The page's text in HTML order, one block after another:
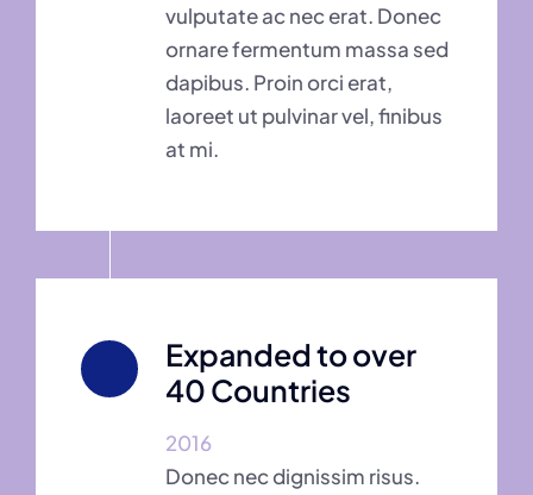
vulputate ac nec erat. Donec
ornare fermentum massa sed
dapibus. Proin orci erat,
laoreet ut pulvinar vel, finibus
at mi.
Expanded to over
40 Countries
2016
Donec nec dignissim risus.